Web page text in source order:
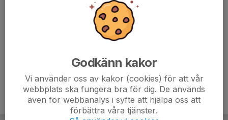
Godkänn kakor
Vi använder oss av kakor (cookies) för att vår
webbplats ska fungera bra för dig. De används
även för webbanalys i syfte att hjälpa oss att
förbättra våra tjänster.